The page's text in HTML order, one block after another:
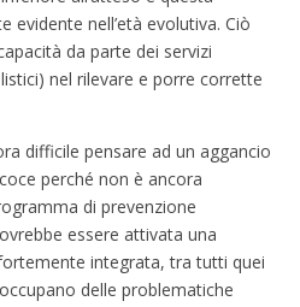
evidente nell’età evolutiva. Ciò
da parte dei servizi
nel rilevare e porre corrette
difficile pensare ad un aggancio
perché non è ancora
di prevenzione
essere attivata una
integrata, tra tutti quei
delle problematiche